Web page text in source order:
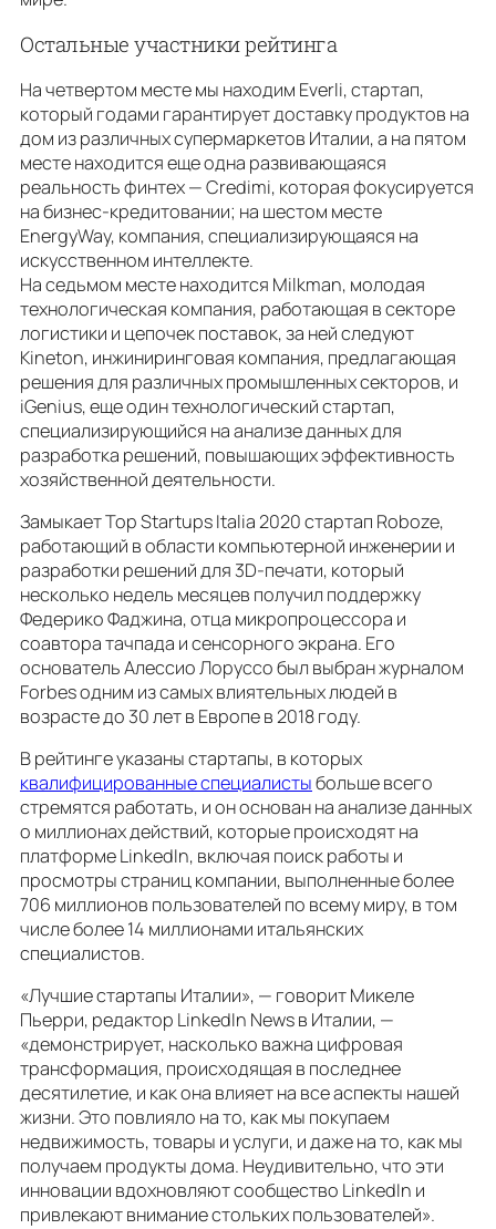
Остальные участники рейтинга
На четвертом месте мы находим Everli, стартап,
который годами гарантирует доставку продуктов на
дом из различных супермаркетов Италии, а на пятом
месте находится еще одна развивающаяся
реальность финтех — Credimi, которая фокусируется
на бизнес-кредитовании; на шестом месте
EnergyWay, компания, специализирующаяся на
искусственном интеллекте.
На седьмом месте находится Milkman, молодая
технологическая компания, работающая в секторе
логистики и цепочек поставок, за ней следуют
Kineton, инжиниринговая компания, предлагающая
решения для различных промышленных секторов, и
iGenius, еще один технологический стартап,
специализирующийся на анализе данных для
разработка решений, повышающих эффективность
хозяйственной деятельности.
Замыкает Top Startups Italia 2020 стартап Roboze,
работающий в области компьютерной инженерии и
разработки решений для 3D-печати, который
несколько недель месяцев получил поддержку
Федерико Фаджина, отца микропроцессора и
соавтора тачпада и сенсорного экрана. Его
основатель Алессио Лоруссо был выбран журналом
Forbes одним из самых влиятельных людей в
возрасте до 30 лет в Европе в 2018 году.
В рейтинге указаны стартапы, в которых
квалифицированные специалистыбольше всего
стремятся работать, и он основан на анализе данных
о миллионах действий, которые происходят на
платформе LinkedIn, включая поиск работы и
просмотры страниц компании, выполненные более
706 миллионов пользователей по всему миру, в том
числе более 14 миллионами итальянских
специалистов.
«Лучшие стартапы Италии», — говорит Микеле
Пьерри, редактор LinkedIn News в Италии, —
«демонстрирует, насколько важна цифровая
трансформация, происходящая в последнее
десятилетие, и как она влияет на все аспекты нашей
жизни. Это повлияло на то, как мы покупаем
недвижимость, товары и услуги, и даже на то, как мы
получаем продукты дома. Неудивительно, что эти
инновации вдохновляют сообщество LinkedIn и
привлекают внимание стольких пользователей».